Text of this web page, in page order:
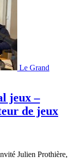
Le Grand
jeux –
de jeux
Julien Prothière,